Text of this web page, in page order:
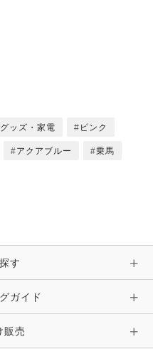
ッズ・家電 ピンク
アクアブルー 乗馬
す
ガイド
販売